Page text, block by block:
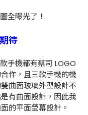
待
手機都有蔡司 LOGO
作，且三款手機的機
曲面玻璃外型設計不
有曲面設計，因此我
的平面螢幕設計。